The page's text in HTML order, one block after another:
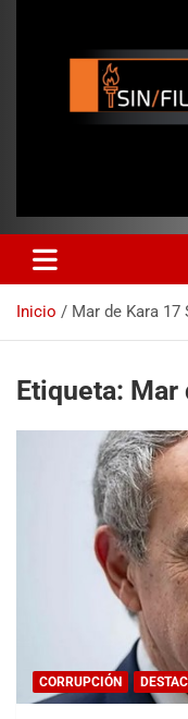
Inicio Mar de Kara 17
Etiqueta: Mar
CORRUPCIÓN